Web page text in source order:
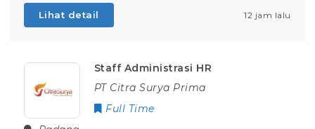
Lihat detail 12 jam lalu
Staff Administrasi HR
PT Citra Surya Prima
Full Time